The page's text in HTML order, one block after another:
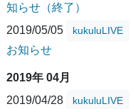
知らせ（終了）
2019/05/05
kukuluLIVE
お知らせ
2019年 04月
2019/04/28
kukuluLIVE